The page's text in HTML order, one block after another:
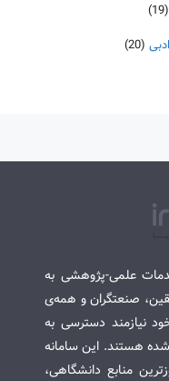
(19)
(20)
خدمات علمی-پژوهشی به
صنعتگران و همه‌ی
نیازمند دسترسی به
هستند. این سامانه
منابع دانشگاهی،